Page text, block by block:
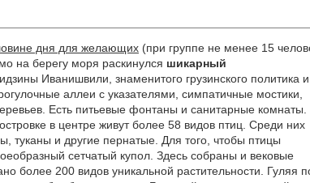
дня для желающих (при группе не менее 15
на берегу моря раскинулся шикарный
Иванишвили, знаменитого грузинского политика и
аллеи с указателями, симпатичные мостики,
Есть питьевые фонтаны и санитарные комнаты.
в центре живут более 58 видов птиц. Среди них
туканы и другие пернатые. Для того, чтобы птицы
сетчатый купол. Здесь собраны и вековые
более 200 видов уникальной растительности. Гуляя